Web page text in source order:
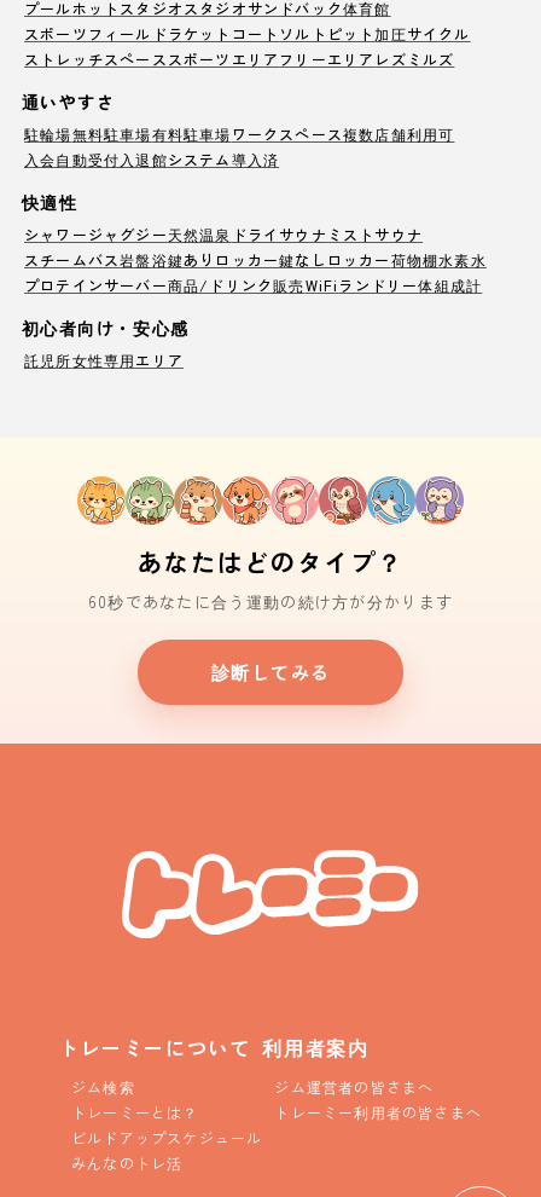
プールホットスタジオ スタジオサンドバック体育館
スポーツフィールド ラケットコート ソルトピット加圧サイクル
ストレッチスペース スポーツエリア フリーエリア レズミルズ
通いやすさ
駐輪場無料駐車場有料駐車場ワークスペース複数店舗利用可
入会自動受付 入退館システム導入済
快適性
シャワージャグジー天然温泉 ドライサウナ ミストサウナ
スチームバス岩盤浴鍵ありロッカー鍵なしロッカー荷物棚水素水
プロテインサーバー商品/ドリンク販売WiFi ランドリー体組成計
初心者向け・安心感
託児所女性専用エリア
あなたはどのタイプ？
60秒であなたに合う運動の続け方が分かります
診断してみる
トレーミーについて
ジム検索
トレーミーとは？
ビルドアップスケジュール
みんなのトレ活
利用者案内
ジム運営者の皆さまへ
トレーミー利用者の皆さまへ